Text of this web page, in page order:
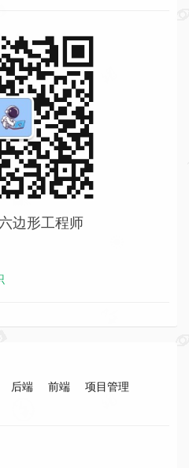
边形工程师
后端 前端
项目管理